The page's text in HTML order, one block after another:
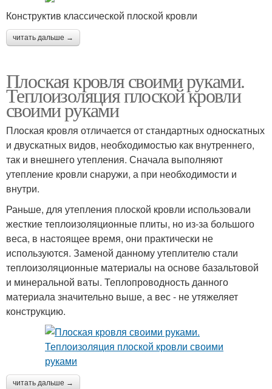
Конструктив классической плоской кровли
читать дальше →
Плоская кровля своими руками.
Теплоизоляция плоской кровли
своими руками
Плоская кровля отличается от стандартных односкатных
и двускатных видов, необходимостью как внутреннего,
так и внешнего утепления. Сначала выполняют
утепление кровли снаружи, а при необходимости и
внутри.
Раньше, для утепления плоской кровли использовали
жесткие теплоизоляционные плиты, но из-за большого
веса, в настоящее время, они практически не
используются. Заменой данному утеплителю стали
теплоизоляционные материалы на основе базальтовой
и минеральной ваты. Теплопроводность данного
материала значительно выше, а вес - не утяжеляет
конструкцию.
читать дальше →